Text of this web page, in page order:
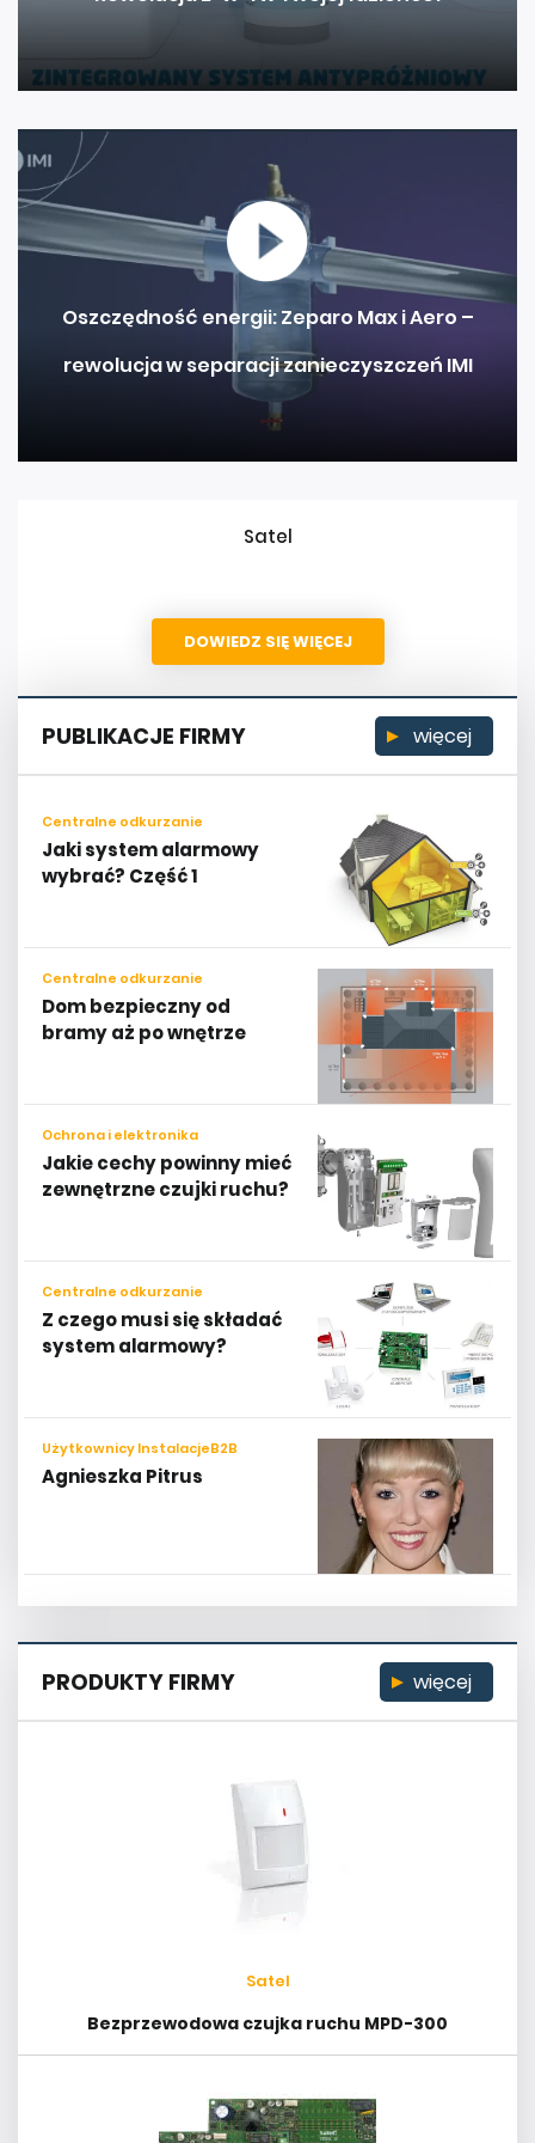
Oszczędność energii: Zeparo Max i Aero –
rewolucja w separacji zanieczyszczeń IMI
Satel
DOWIEDZ SIĘ WIĘCEJ
PUBLIKACJE FIRMY więcej
Centralne odkurzanie
Jaki system alarmowy
wybrać? Część 1
Centralne odkurzanie
Dom bezpieczny od
bramy aż po wnętrze
Ochrona i elektronika
Jakie cechy powinny mieć
zewnętrzne czujki ruchu?
Centralne odkurzanie
Z czego musi się składać
system alarmowy?
Użytkownicy InstalacjeB2B
Agnieszka Pitrus
PRODUKTY FIRMY więcej
Satel
Bezprzewodowa czujka ruchu MPD-300